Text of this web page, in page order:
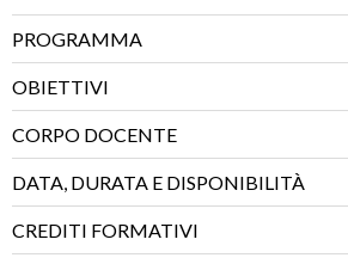
PROGRAMMA
OBIETTIVI
CORPO DOCENTE
DATA, DURATA E DISPONIBILITÀ
CREDITI FORMATIVI